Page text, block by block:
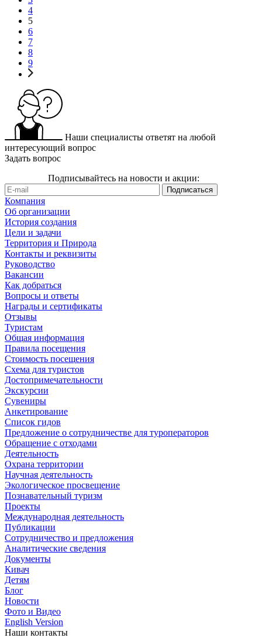
4
5
6
7
8
9
Наши специалисты ответят на любой
интересующий вопрос
Задать вопрос
Подписывайтесь на новости и акции:
Компания
Об организации
История создания
Цели и задачи
Территория и Природа
Контакты и реквизиты
Руководство
Вакансии
Как добраться
Вопросы и ответы
Награды и сертификаты
Отзывы
Туристам
Общая информация
Правила посещения
Стоимость посещения
Схема для туристов
Достопримечательности
Экскурсии
Сувениры
Анкетирование
Список гидов
Предложение о сотрудничестве для туроператоров
Обращение с отходами
Деятельность
Охрана территории
Научная деятельность
Экологическое просвещение
Познавательный туризм
Проекты
Международная деятельность
Публикации
Сотрудничество и предложения
Аналитические сведения
Документы
Кивач
Детям
Блог
Новости
Фото и Видео
English Version
Наши контакты